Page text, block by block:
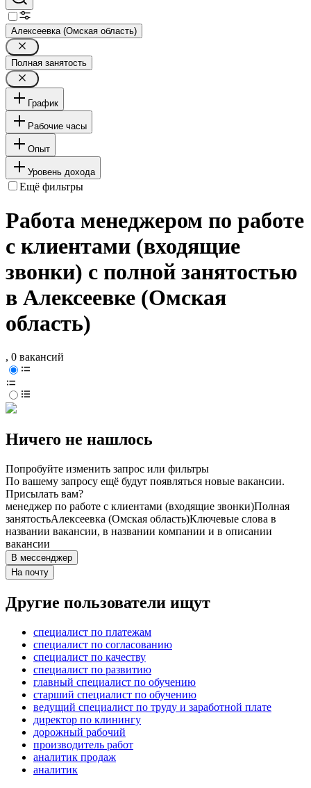
Алексеевка (Омская область)
Полная занятость
График
Рабочие часы
Опыт
Уровень дохода
Ещё фильтры
Работа менеджером по работе
с клиентами (входящие
звонки) с полной занятостью
в Алексеевке (Омская
область)
, 0 вакансий
Ничего не нашлось
Попробуйте изменить запрос или фильтры
По вашему запросу ещё будут появляться новые вакансии.
Присылать вам?
менеджер по работе с клиентами (входящие звонки)Полная
занятостьАлексеевка (Омская область)Ключевые слова в
названии вакансии, в названии компании и в описании
вакансии
В мессенджер
На почту
Другие пользователи ищут
специалист по платежам
специалист по согласованию
специалист по качеству
специалист по развитию
главный специалист по обучению
старший специалист по обучению
ведущий специалист по труду и заработной плате
директор по клинингу
дорожный рабочий
производитель работ
аналитик продаж
аналитик